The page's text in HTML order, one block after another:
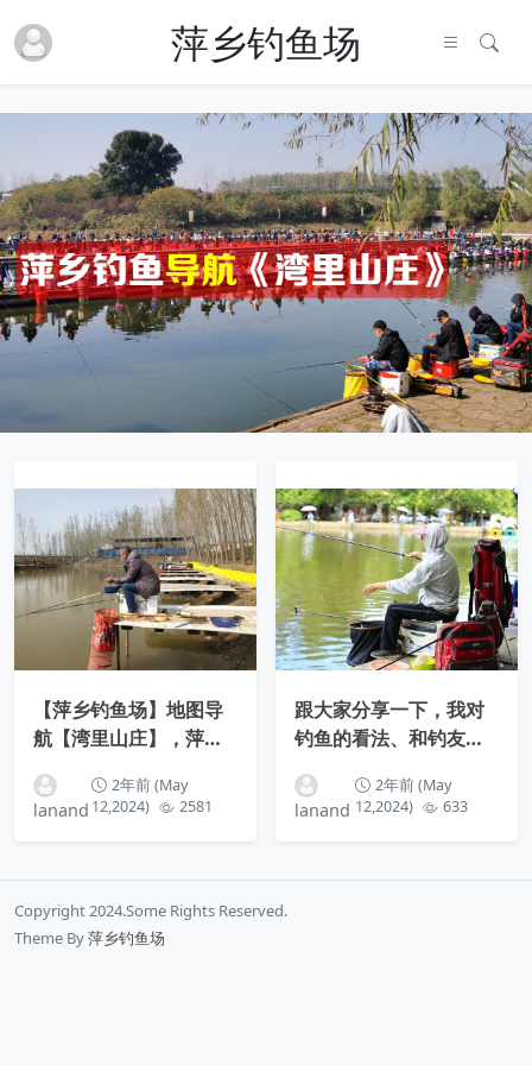
萍乡钓鱼场
【萍乡钓鱼场】地图导
航【湾里山庄】，萍乡
lanand
2年前 (May
12,2024)
2581
跟大家分享一下，我对
钓鱼的看法、和钓友们
学习
lanand
2年前 (May
12,2024)
633
Copyright 2024.Some Rights Reserved.
Theme By萍乡钓鱼场